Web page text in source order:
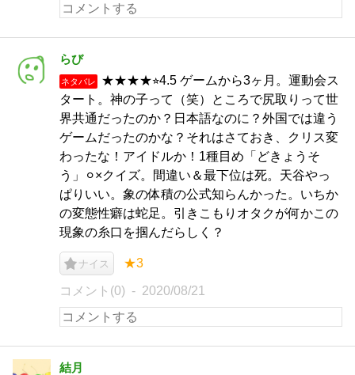
らび
ネタバレ
★★★★⭐︎4.5 ゲームから3ヶ月。運動会ス
タート。神の子って（笑）ところで尻取りって世
界共通だったのか？日本語なのに？外国では違う
ゲームだったのかな？それはさておき、クリス変
わったな！アイドルか！1種目め「どきょうそ
う」⚪︎×クイズ。間違い＆最下位は死。天谷やっ
ぱりいい。象の体積の公式知らんかった。いちか
の変態性癖は蛇足。引きこもりオタクが何かこの
現象の糸口を掴んだらしく？
ナイス ★3
コメント(0) 2020/08/21
結月